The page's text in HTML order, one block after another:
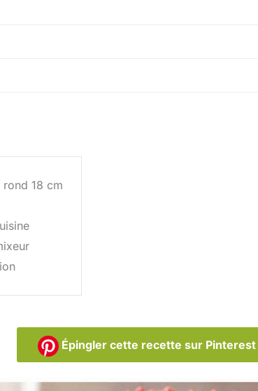
18 cm
Épingler cette recette sur Pinterest